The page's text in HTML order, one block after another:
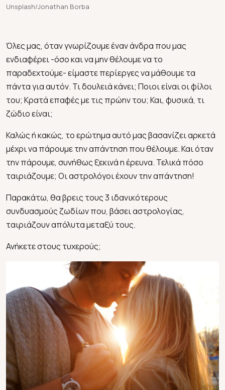
Unsplash/Jonathan Borba
Όλες μας, όταν γνωρίζουμε έναν άνδρα που μας
ενδιαφέρει -όσο και να μην θέλουμε να το
παραδεχτούμε- είμαστε περίεργες να μάθουμε τα
πάντα για αυτόν. Τι δουλειά κάνει; Ποιοι είναι οι φίλοι
του; Κρατά επαφές με τις πρώην του; Και, φυσικά, τι
ζώδιο είναι;
Καλώς ή κακώς, το ερώτημα αυτό μας βασανίζει αρκετά
μέχρι να πάρουμε την απάντηση που θέλουμε. Και όταν
την πάρουμε, συνήθως ξεκινά η έρευνα. Τελικά πόσο
ταιριάζουμε; Οι αστρολόγοι έχουν την απάντηση!
Παρακάτω, θα βρεις τους 3 ιδανικότερους
συνδυασμούς ζωδίων που, βάσει αστρολογίας,
ταιριάζουν απόλυτα μεταξύ τους.
Ανήκετε στους τυχερούς;